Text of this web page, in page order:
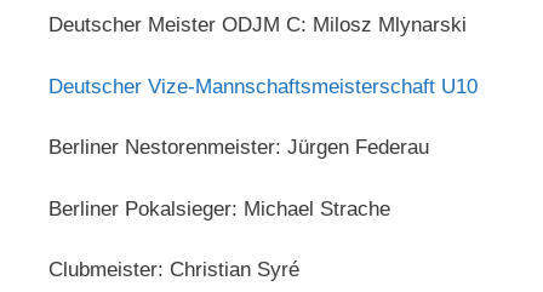
Deutscher Meister ODJM C: Milosz Mlynarski
Deutscher Vize-Mannschaftsmeisterschaft U10
Berliner Nestorenmeister: Jürgen Federau
Berliner Pokalsieger: Michael Strache
Clubmeister: Christian Syré